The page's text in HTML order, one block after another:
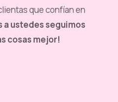
que confían en
a ustedes seguimos
cosas mejor!